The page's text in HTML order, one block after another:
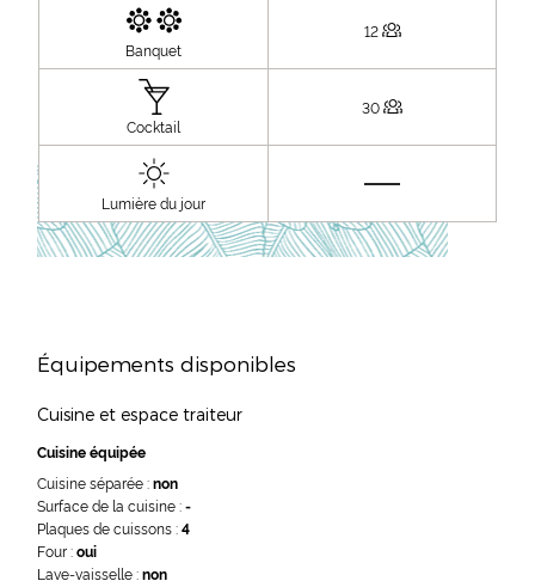
Banquet
12
Cocktail
30
Lumière du jour
Équipements disponibles
Cuisine et espace traiteur
Cuisine équipée
Cuisine séparée :non
Surface de la cuisine :-
Plaques de cuissons :4
Four :oui
Lave-vaisselle :non